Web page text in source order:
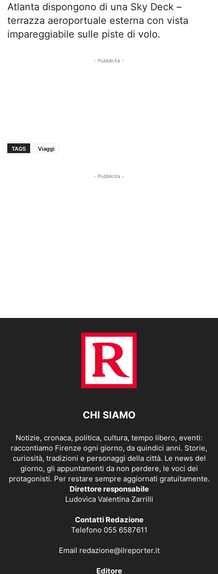
Atlanta dispongono di una Sky Deck –
terrazza aeroportuale esterna con vista
impareggiabile sulle piste di volo.
- Pubblicità -
TAGS Viaggi
- Pubblicità -
CHI SIAMO
Notizie, cronaca, politica, cultura, tempo libero, eventi:
raccontiamo Firenze ogni giorno, da quindici anni. Storie,
curiosità, tradizioni e personaggi della città. Le news del
giorno, gli appuntamenti da non perdere, le voci dei
protagonisti. Per restare sempre aggiornati gratuitamente.
Direttore responsabile
Ludovica Valentina Zarrilli
Contatti Redazione
Telefono 055 6587611
Email redazione@ilreporter.it
Editore